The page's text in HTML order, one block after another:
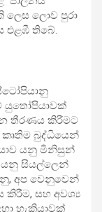
ලොව පුරා
එළඹී තිබේ.
යුතෝපියාවක්
තීරණය කිරීමට
බුද්ධියෙන්
යනු මිනිසුන්
යනු සියල්ලෙන්
අප වෙනුවෙන්
කිරීම, සහ අවශ්‍ය
හැකියාවක්